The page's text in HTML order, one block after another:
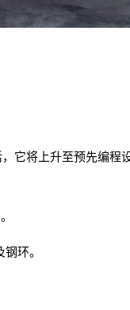
将上升至预先编程
环。